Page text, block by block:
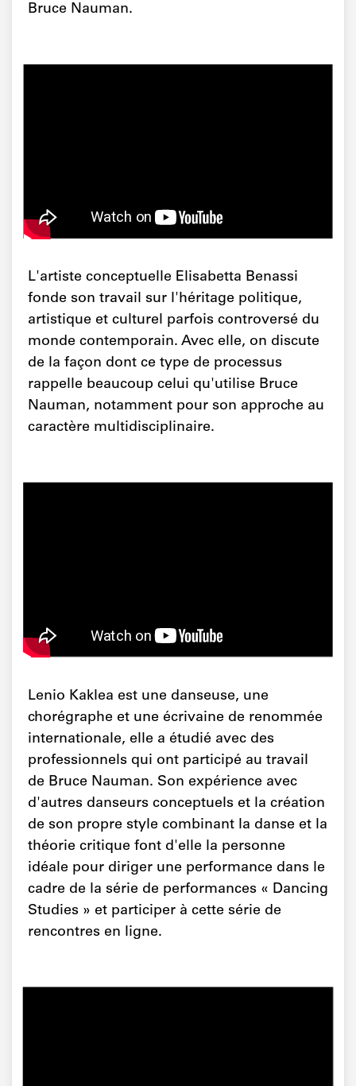
Bruce Nauman.
L'artiste conceptuelle Elisabetta Benassi
fonde son travail sur l'héritage politique,
artistique et culturel parfois controversé du
monde contemporain. Avec elle, on discute
de la façon dont ce type de processus
rappelle beaucoup celui qu'utilise Bruce
Nauman, notamment pour son approche au
caractère multidisciplinaire.
Lenio Kaklea est une danseuse, une
chorégraphe et une écrivaine de renommée
internationale, elle a étudié avec des
professionnels qui ont participé au travail
de Bruce Nauman. Son expérience avec
d'autres danseurs conceptuels et la création
de son propre style combinant la danse et la
théorie critique font d'elle la personne
idéale pour diriger une performance dans le
cadre de la série de performances « Dancing
Studies » et participer à cette série de
rencontres en ligne.